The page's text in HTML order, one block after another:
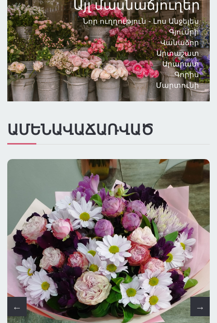
ԳՆԱՅԻՆ ԴԱՍԱԿԱՐԳՈՒՄ
ԲՈԼՈՐ ՔԱՂԱՔՆԵՐԸ
ԱՌԱՔՈՒՄ ԼՈՍ ԱՆՋԵԼԵՍՈՒՄ
Այլ մասնաճյուղեր
Նոր ուղղություն - Լոս Անջելես
Գյումրի
Վանաձոր
Արտաշատ
Արարատ
Գորիս
Մարտունի
ԱՄԵՆԱՎԱՃԱՌՎԱԾ